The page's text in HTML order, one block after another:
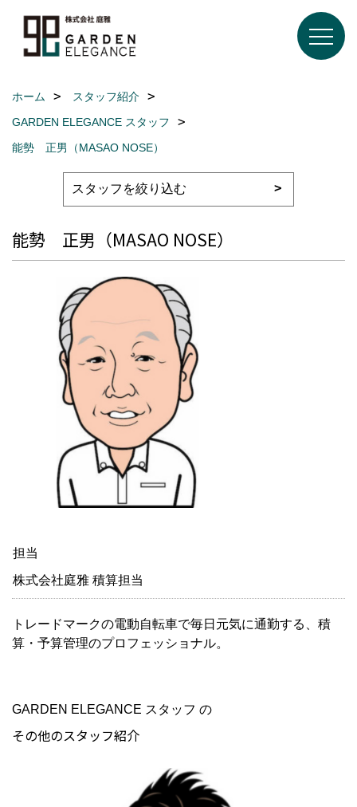
ホーム
スタッフ紹介
GARDEN ELEGANCE スタッフ
能勢 正男（MASAO NOSE）
能勢 正男（MASAO NOSE）
担当
株式会社庭雅 積算担当
トレードマークの電動自転車で毎日元気に通勤する、積
算・予算管理のプロフェッショナル。
GARDEN ELEGANCE スタッフ の
その他のスタッフ紹介